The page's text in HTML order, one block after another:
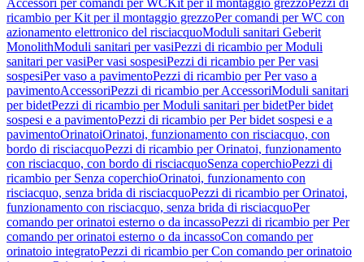
Accessori per comandi per WCKit per il montaggio grezzoPezzi di
ricambio per Kit per il montaggio grezzoPer comandi per WC con
azionamento elettronico del risciacquoModuli sanitari Geberit
MonolithModuli sanitari per vasiPezzi di ricambio per Moduli
sanitari per vasiPer vasi sospesiPezzi di ricambio per Per vasi
sospesiPer vaso a pavimentoPezzi di ricambio per Per vaso a
pavimentoAccessoriPezzi di ricambio per AccessoriModuli sanitari
per bidetPezzi di ricambio per Moduli sanitari per bidetPer bidet
sospesi e a pavimentoPezzi di ricambio per Per bidet sospesi e a
pavimentoOrinatoiOrinatoi, funzionamento con risciacquo, con
bordo di risciacquoPezzi di ricambio per Orinatoi, funzionamento
con risciacquo, con bordo di risciacquoSenza coperchioPezzi di
ricambio per Senza coperchioOrinatoi, funzionamento con
risciacquo, senza brida di risciacquoPezzi di ricambio per Orinatoi,
funzionamento con risciacquo, senza brida di risciacquoPer
comando per orinatoi esterno o da incassoPezzi di ricambio per Per
comando per orinatoi esterno o da incassoCon comando per
orinatoio integratoPezzi di ricambio per Con comando per orinatoio